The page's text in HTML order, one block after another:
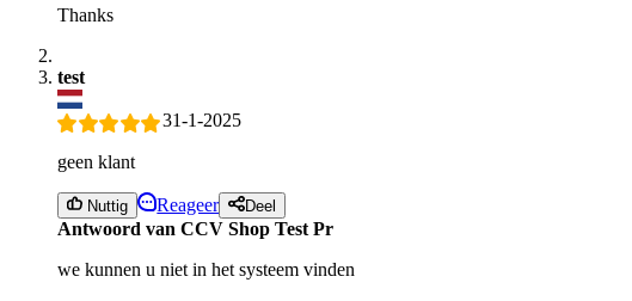
Thanks
test
31-1-2025
geen klant
Nuttig Reageer Deel
Antwoord van CCV Shop Test Pr
we kunnen u niet in het systeem vinden